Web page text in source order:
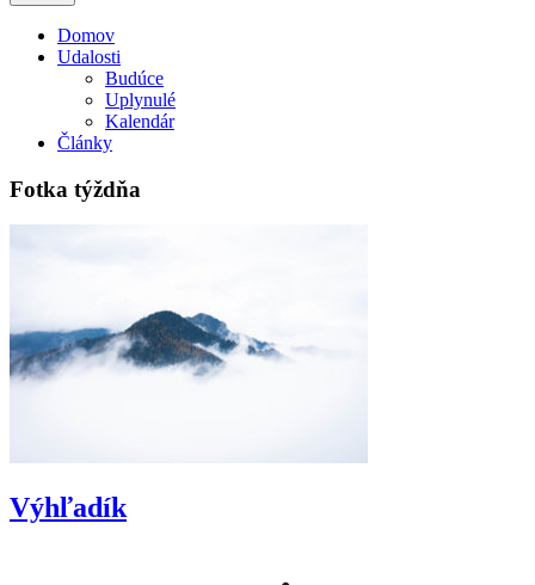
Domov
Udalosti
Budúce
Uplynulé
Kalendár
Články
Fotka týždňa
Výhľadík